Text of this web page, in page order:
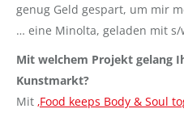
genug Geld gespart, um mir
… eine Minolta, geladen mit s/
Mit welchem Projekt gelang
Kunstmarkt?
Mit ‚Food keeps Body & Soul